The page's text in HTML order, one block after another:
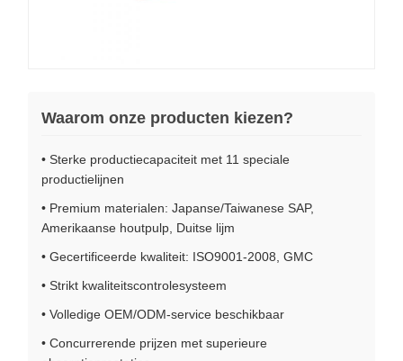
Waarom onze producten kiezen?
• Sterke productiecapaciteit met 11 speciale
productielijnen
• Premium materialen: Japanse/Taiwanese SAP,
Amerikaanse houtpulp, Duitse lijm
• Gecertificeerde kwaliteit: ISO9001-2008, GMC
• Strikt kwaliteitscontrolesysteem
• Volledige OEM/ODM-service beschikbaar
• Concurrerende prijzen met superieure